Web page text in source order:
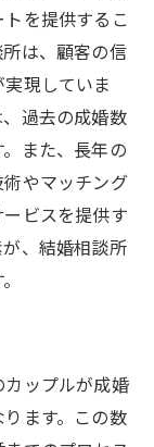
を提供するこ
は、顧客の信
現していま
過去の成婚数
また、長年の
やマッチング
ビスを提供す
、結婚相談所
ップルが成婚
ます。この数